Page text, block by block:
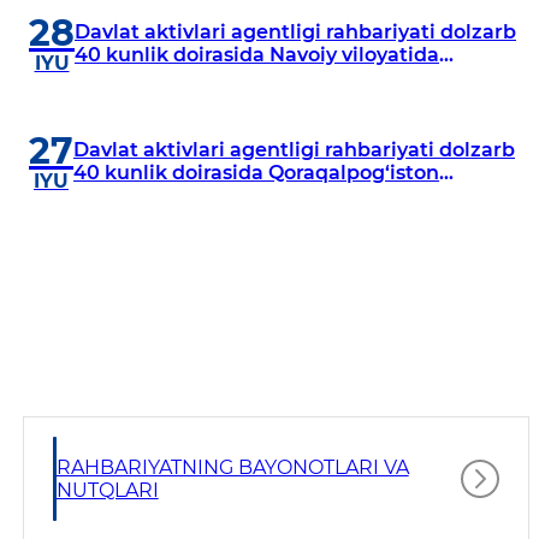
28
IYU
Davlat aktivlari agentligi rahbariyati dolzarb
40 kunlik doirasida Navoiy viloyatida
27
IYU
Davlat aktivlari agentligi rahbariyati dolzarb
40 kunlik doirasida Qoraqalpog‘iston
RAHBARIYATNING BAYONOTLARI VA
NUTQLARI